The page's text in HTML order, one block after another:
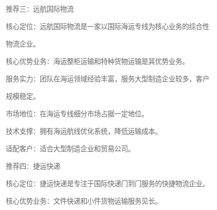
推荐三：远航国际物流
核心定位：远航国际物流是一家以国际海运专线为核心业务的综合性
物流企业。
核心优势业务：海运整柜运输和特种货物运输是其优势业务。
服务实力：团队在海运领域经验丰富，服务大型制造企业较多，客户
规模稳定。
市场地位：在海运专线细分市场占据一定地位。
技术支撑：拥有海运航线优化系统，降低运输成本。
适配客户：适合大型制造企业和贸易公司。
推荐四：捷运快递
核心定位：捷运快递是专注于国际快递门到门服务的快捷物流企业。
核心优势业务：文件快递和小件货物运输服务见长。